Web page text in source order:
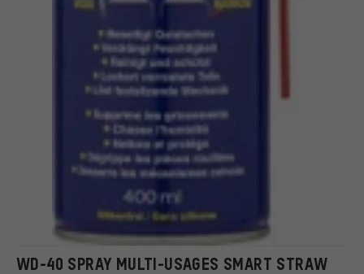
WD-40 SPRAY MULTI-USAGES SMART STRAW